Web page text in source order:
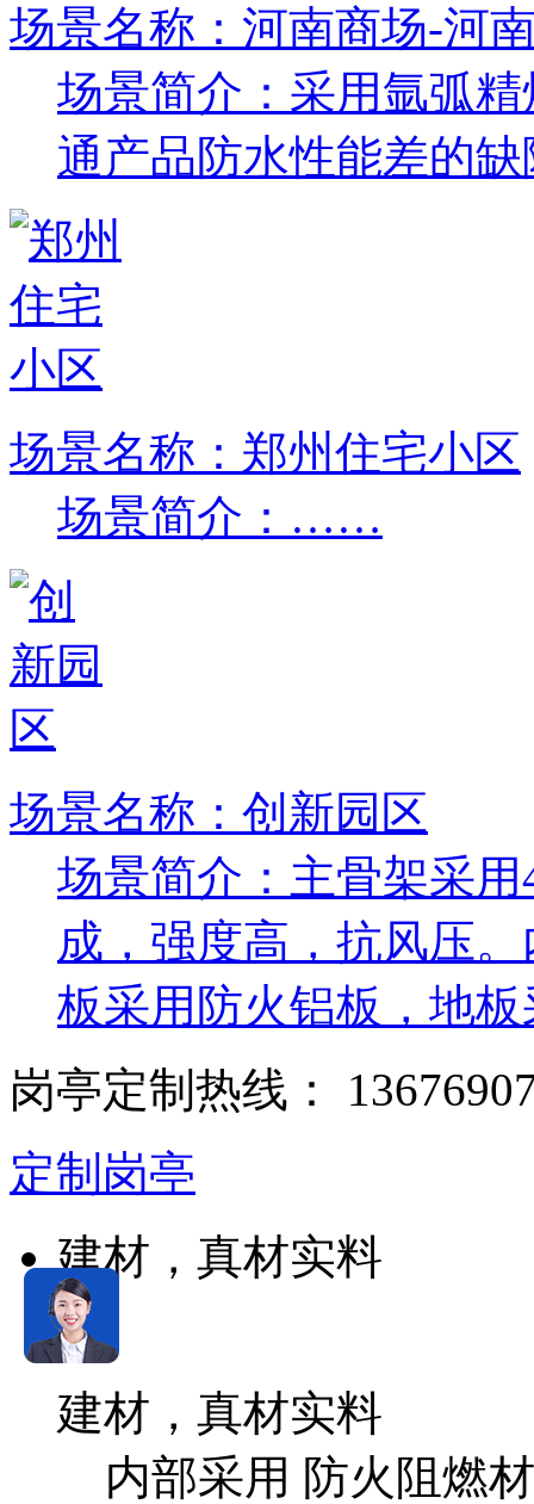
场景名称：河南商场-河
场景简介：采用氩弧
通产品防水性能差的
场景名称：郑州住宅小区
场景简介：……
场景名称：创新园区
场景简介：主骨架采
成，强度高，抗风压
板采用防火铝板，地
岗亭定制热线：
定制岗亭
建材，真材实料
建材，真材实料
内部采用 防火阻燃